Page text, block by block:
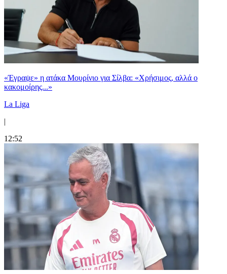
«Έγραψε» η ατάκα Μουρίνιο για Σίλβα: «Χρήσιμος, αλλά ο
κακομοίρης...»
La Liga
|
12:52